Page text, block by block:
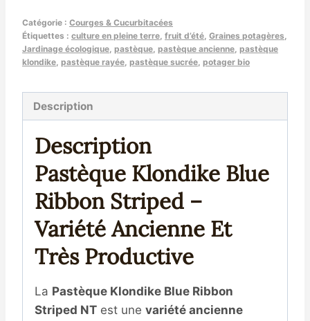
NT
Catégorie : Courges & Cucurbitacées
Étiquettes : culture en pleine terre, fruit d’été, Graines potagères,
Jardinage écologique, pastèque, pastèque ancienne, pastèque
klondike, pastèque rayée, pastèque sucrée, potager bio
Description
Description
Pastèque Klondike Blue
Ribbon Striped –
Variété Ancienne Et
Très Productive
La Pastèque Klondike Blue Ribbon
Striped NT est une variété ancienne